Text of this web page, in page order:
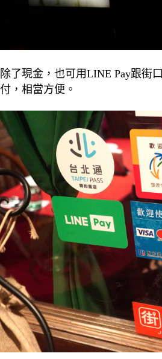
除了現金，也可用LINE Pay跟街
付，相當方便。